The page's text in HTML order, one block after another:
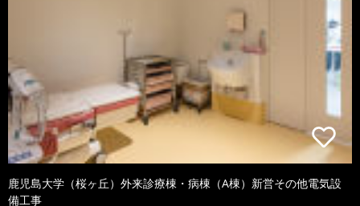
鹿児島大学（桜ヶ丘）外来診療棟・病棟（A棟）新営その他電気設
備工事